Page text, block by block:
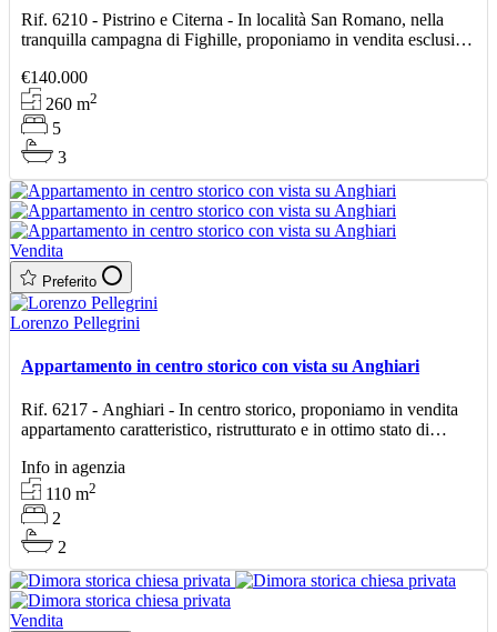
Rif. 6210 - Pistrino e Citerna - In località San Romano, nella
tranquilla campagna di Fighille, proponiamo in vendita esclusiva
€140.000
260m2
5
3
Vendita
Preferito
Lorenzo Pellegrini
Appartamento in centro storico con vista su Anghiari
Rif. 6217 - Anghiari - In centro storico, proponiamo in vendita
appartamento caratteristico, ristrutturato e in ottimo stato di
Info in agenzia
110m2
2
2
Vendita